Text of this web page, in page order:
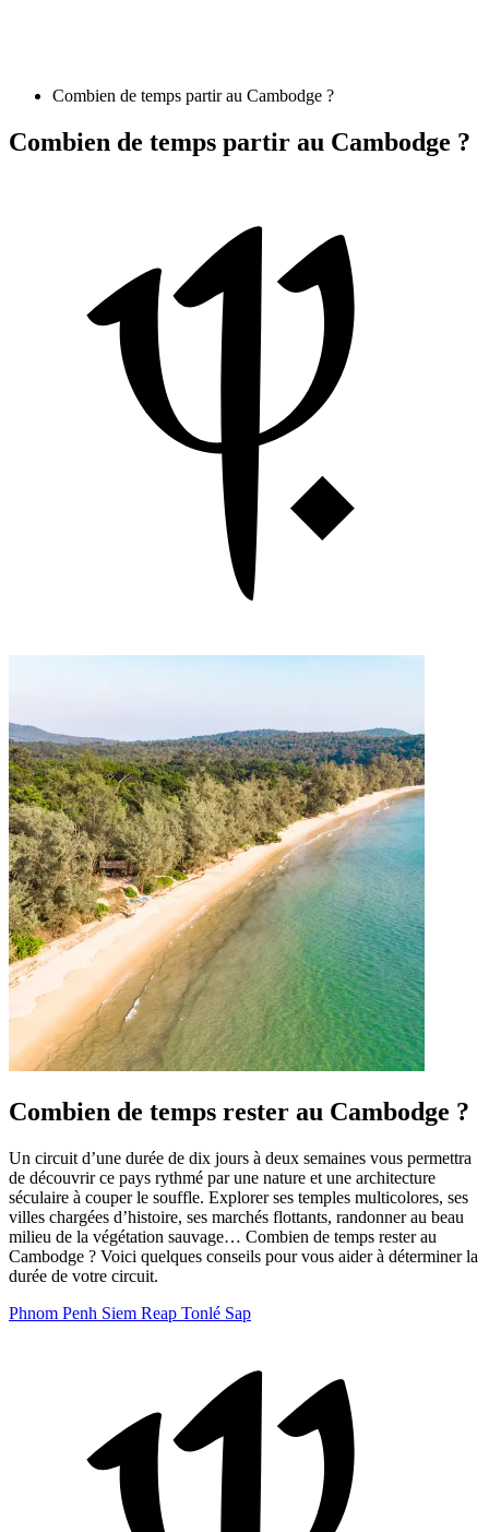
Combien de temps partir au Cambodge ?
Combien de temps partir au Cambodge ?
Combien de temps rester au Cambodge ?
Un circuit d’une durée de dix jours à deux semaines vous permettra
de découvrir ce pays rythmé par une nature et une architecture
séculaire à couper le souffle. Explorer ses temples multicolores, ses
villes chargées d’histoire, ses marchés flottants, randonner au beau
milieu de la végétation sauvage… Combien de temps rester au
Cambodge ? Voici quelques conseils pour vous aider à déterminer la
durée de votre circuit.
Phnom Penh Siem Reap Tonlé Sap